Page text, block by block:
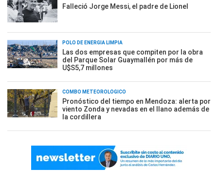
Falleció Jorge Messi, el padre de Lionel
POLO DE ENERGÍA LIMPIA
Las dos empresas que compiten por la obra
del Parque Solar Guaymallén por más de
U$S5,7 millones
COMBO METEOROLÓGICO
Pronóstico del tiempo en Mendoza: alerta por
viento Zonda y nevadas en el llano además de
la cordillera